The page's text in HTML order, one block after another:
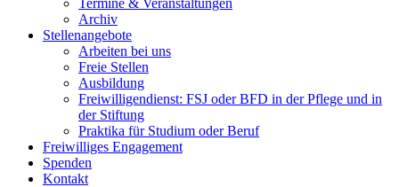
Termine & Veranstaltungen
Archiv
Stellenangebote
Arbeiten bei uns
Freie Stellen
Ausbildung
Freiwilligendienst: FSJ oder BFD in der Pflege und in
der Stiftung
Praktika für Studium oder Beruf
Freiwilliges Engagement
Spenden
Kontakt